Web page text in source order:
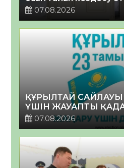
07.08.2026
ҚҰРЫЛТАЙ САЙЛАУЫ
ҮШІН ЖАУАПТЫ
07.08.2026